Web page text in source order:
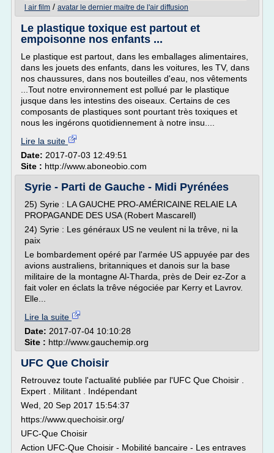
l air film / avatar le dernier maitre de l'air diffusion
Le plastique toxique est partout et
empoisonne nos enfants ...
Le plastique est partout, dans les emballages alimentaires,
dans les jouets des enfants, dans les voitures, les TV, dans
nos chaussures, dans nos bouteilles d'eau, nos vêtements
...Tout notre environnement est pollué par le plastique
jusque dans les intestins des oiseaux. Certains de ces
composants de plastiques sont pourtant très toxiques et
nous les ingérons quotidiennement à notre insu....
Lire la suite
Date: 2017-07-03 12:49:51
Site : http://www.aboneobio.com
Syrie - Parti de Gauche - Midi Pyrénées
25) Syrie : LA GAUCHE PRO-AMÉRICAINE RELAIE LA
PROPAGANDE DES USA (Robert Mascarell)
24) Syrie : Les généraux US ne veulent ni la trêve, ni la
paix
Le bombardement opéré par l'armée US appuyée par des
avions australiens, britanniques et danois sur la base
militaire de la montagne Al-Tharda, près de Deir ez-Zor a
fait voler en éclats la trêve négociée par Kerry et Lavrov.
Elle...
Lire la suite
Date: 2017-07-04 10:10:28
Site : http://www.gauchemip.org
UFC Que Choisir
Retrouvez toute l'actualité publiée par l'UFC Que Choisir .
Expert . Militant . Indépendant
Wed, 20 Sep 2017 15:54:37
https://www.quechoisir.org/
UFC-Que Choisir
Action UFC-Que Choisir - Mobilité bancaire - Les entraves